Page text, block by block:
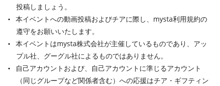
投稿しましょう。
本イベントへの動画投稿およびチアに際し、mysta利用規約の
遵守をお願いいたします。
本イベントはmysta株式会社が主催しているものであり、アッ
プル社、グーグル社によるものではありません。
自己アカウントおよび、自己アカウントに準じるアカウント
（同じグループなど関係者含む）への応援はチア・ギフティン